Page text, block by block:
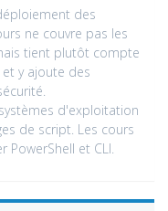
des
ne couvre pas les
tient plutôt compte
y ajoute des
d'exploitation
de script. Les cours
et CLI.